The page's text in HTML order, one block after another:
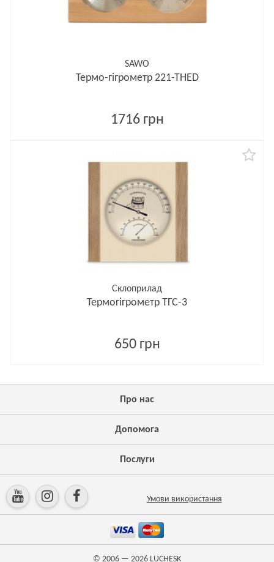
SAWO
Термо-гігрометр 221-ТНED
1716 грн
Склоприлад
Термогігрометр ТГС-3
650 грн
Про нас
Допомога
Послуги
Умови використання
© 2006 — 2026 LUCHESK